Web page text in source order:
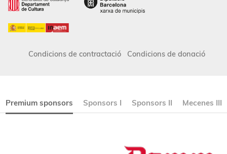
Condicions de contractació Condicions de donació
Premium sponsors Sponsors I Sponsors II Mecenes III